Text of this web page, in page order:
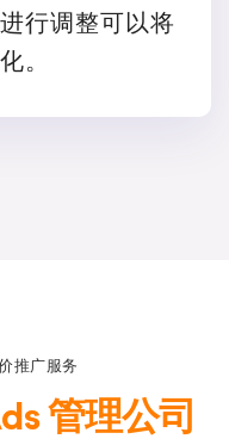
行调整可以将
。
推广服务
管理公司